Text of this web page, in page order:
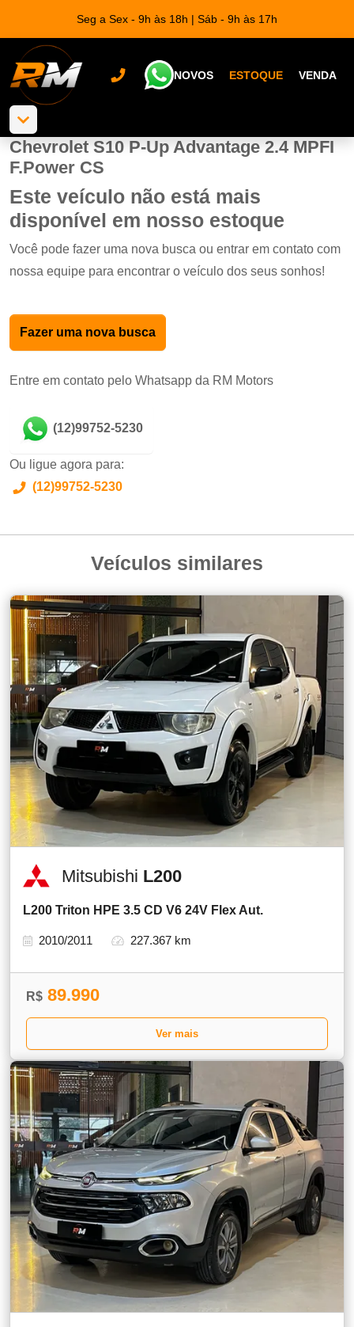
Seg a Sex - 9h às 18h | Sáb - 9h às 17h
NOVOS ESTOQUE VENDA
Chevrolet S10 P-Up Advantage 2.4 MPFI
F.Power CS
Este veículo não está mais
disponível em nosso estoque
Você pode fazer uma nova busca ou entrar em contato com
nossa equipe para encontrar o veículo dos seus sonhos!
Fazer uma nova busca
Entre em contato pelo Whatsapp da RM Motors
(12)99752-5230
Ou ligue agora para:
(12)99752-5230
Veículos similares
Mitsubishi L200
L200 Triton HPE 3.5 CD V6 24V Flex Aut.
2010/2011 227.367 km
R$ 89.990
Ver mais